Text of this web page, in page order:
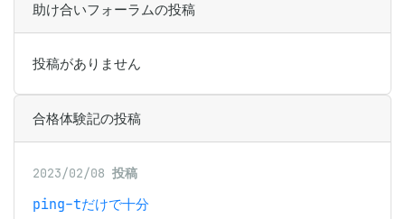
助け合いフォーラムの投稿
投稿がありません
合格体験記の投稿
2023/02/08 投稿
ping-tだけで十分